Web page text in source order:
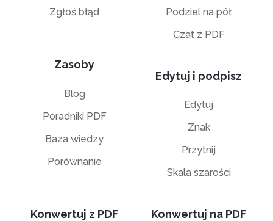
Zgłoś błąd
Zasoby
Blog
Poradniki PDF
Baza wiedzy
Porównanie
Podziel na pół
Czat z PDF
Edytuj i podpisz
Edytuj
Znak
Przytnij
Skala szarości
Konwertuj z PDF Konwertuj na PDF